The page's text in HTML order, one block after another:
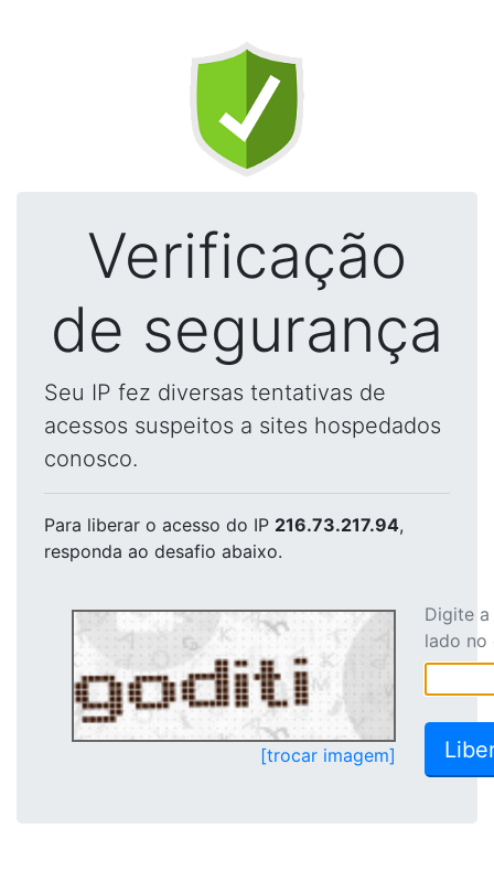
Verificação
de segurança
Seu IP fez diversas tentativas de
acessos suspeitos a sites hospedados
conosco.
Para liberar o acesso do IP 216.73.217.94,
responda ao desafio abaixo.
[trocar imagem]
Digite
lado no